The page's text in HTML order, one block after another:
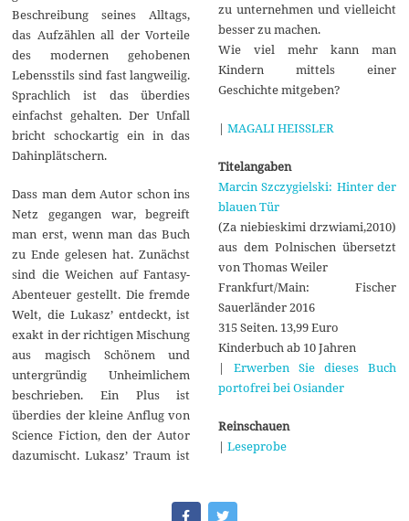
Beschreibung seines Alltags,
das Aufzählen all der Vorteile
des modernen gehobenen
Lebensstils sind fast langweilig.
Sprachlich ist das überdies
einfachst gehalten. Der Unfall
bricht schockartig ein in das
Dahinplätschern.
Dass man dem Autor schon ins
Netz gegangen war, begreift
man erst, wenn man das Buch
zu Ende gelesen hat. Zunächst
sind die Weichen auf Fantasy-
Abenteuer gestellt. Die fremde
Welt, die Lukasz’ entdeckt, ist
exakt in der richtigen Mischung
aus magisch Schönem und
untergründig Unheimlichem
beschrieben. Ein Plus ist
überdies der kleine Anflug von
Science Fiction, den der Autor
dazumischt. Lukasz’ Traum ist
zu unternehmen und vielleicht
besser zu machen.
Wie viel mehr kann man
Kindern mittels einer
Geschichte mitgeben?
| MAGALI HEISSLER
Titelangaben
Marcin Szczygielski: Hinter der
blauen Tür
(Za niebieskimi drzwiami,2010)
aus dem Polnischen übersetzt
von Thomas Weiler
Frankfurt/Main: Fischer
Sauerländer 2016
315 Seiten. 13,99 Euro
Kinderbuch ab 10 Jahren
| Erwerben Sie dieses Buch
portofrei bei Osiander
Reinschauen
| Leseprobe